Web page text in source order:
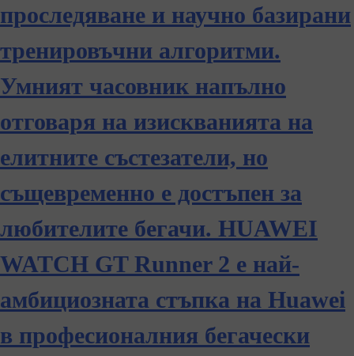
проследяване и научно базирани
тренировъчни алгоритми.
Умният часовник напълно
отговаря на изискванията на
елитните състезатели, но
същевременно е достъпен за
любителите бегачи. HUAWEI
WATCH GT Runner 2 е най-
амбициозната стъпка на Huawei
в професионалния бегачески